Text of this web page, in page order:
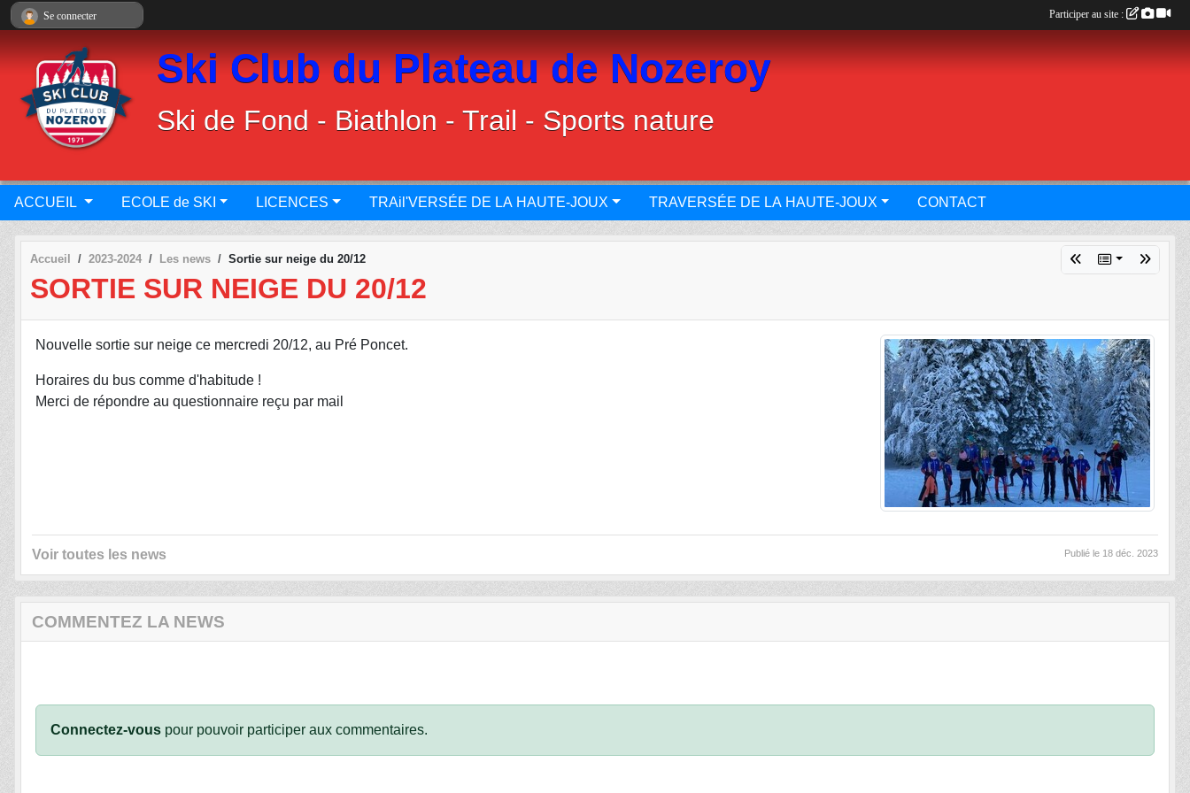
Ski Club du Plateau de Nozeroy
Ski de Fond - Biathlon - Trail - Sports nature
ACCUEIL ECOLE de SKI LICENCES TRAil'VERSÉE DE LA HAUTE-JOUX TRAVERSÉE DE LA HAUTE-JOUX CONTACT
Accueil 2023-2024 Les news Sortie sur neige du 20/12
SORTIE SUR NEIGE DU 20/12
Nouvelle sortie sur neige ce mercredi 20/12, au Pré Poncet.
Horaires du bus comme d'habitude !
Merci de répondre au questionnaire reçu par mail
Voir toutes les news Publié le 18 déc. 2023
COMMENTEZ LA NEWS
Connectez-vous pour pouvoir participer aux commentaires.
Se connecter Participer au site :
Panneau de gestion des cookies